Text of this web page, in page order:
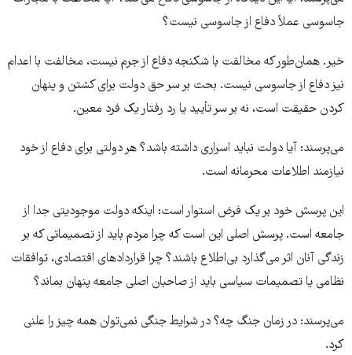
جاسوسی عملاً دفاع از جاسوسی نیست؟
خیر. همان‌طور که مخالفت با شکنجه دفاع از جرم نیست، مخالفت با اعدام
نیز دفاع از جاسوسی نیست. بحث بر سر حق دولت برای کشتن و پنهان
کردن حقیقت است، نه بر سر تأیید یا رد رفتار یک فرد معین.
می‌پرسند: آیا دولت نباید اسراری داشته باشد؟ هر دولتی برای دفاع از خود
نیازمند اطلاعات محرمانه است.
این پرسش خود بر یک فرض استوار است: اینکه دولت موجودیتی جدا از
جامعه است. پرسش اصلی این است که چرا مردم باید از تصمیماتی که بر
زندگی آنان اثر می‌گذارد بی‌اطلاع باشند؟ چرا قراردادهای اقتصادی، توافقات
نظامی یا تصمیمات سیاسی باید از صاحبان اصلی جامعه پنهان بماند؟
می‌پرسند: در زمان جنگ چه؟ در شرایط جنگی نمی‌توان همه چیز را علنی
کرد.